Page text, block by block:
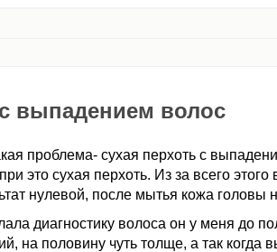
выпадением волос
проблема- сухая перхоть с
это сухая перхоть. Из за всего
нулевой, после мытья кожа головы
диагностику волоса он у меня до
на половину чуть толще, а так